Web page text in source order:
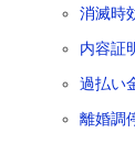
消滅時
内容証
過払い
離婚調